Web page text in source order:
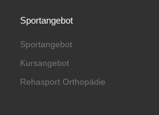
Sportangebot
Sportangebot
Kursangebot
Rehasport Orthopädie